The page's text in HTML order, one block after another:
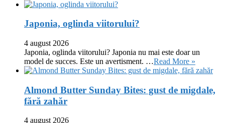
Japonia, oglinda viitorului?
4 august 2026
Japonia, oglinda viitorului? Japonia nu mai este doar un
model de succes. Este un avertisment. …Read More »
Almond Butter Sunday Bites: gust de migdale,
fără zahăr
4 august 2026